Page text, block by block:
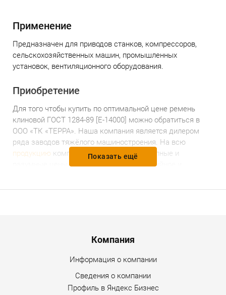
Применение
Предназначен для приводов станков, компрессоров,
сельскохозяйственных машин, промышленных
установок, вентиляционного оборудования.
Приобретение
Для того чтобы купить по оптимальной цене ремень
клиновой ГОСТ 1284-89 [Е-14000] можно обратиться в
ООО «ТК «ТЕРРА». Наша компания является дилером
ряда заводов тяжёлого машиностроения. На всю
продукцию компании установлены доступные и
разумные цены, предоставляется гарантийное и
Показать ещё
Компания
Информация о компании
Сведения о компании
Профиль в Яндекс Бизнес